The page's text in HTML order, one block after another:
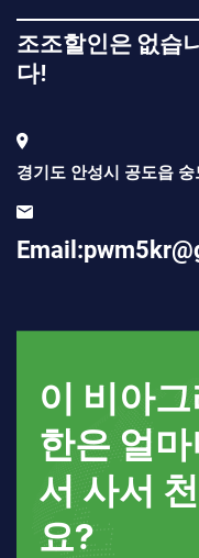
조조할인은 없습
다!
경기도 안성시 공도읍
이 비아
한은 얼
서 사서
요?